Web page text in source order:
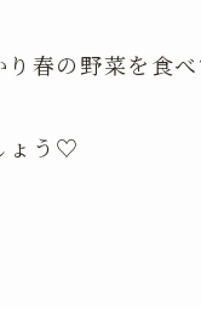
春の野菜を食べ
ょう♡